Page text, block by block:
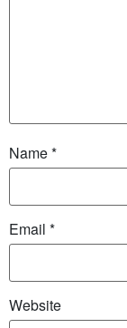
Name*
Email *
Website